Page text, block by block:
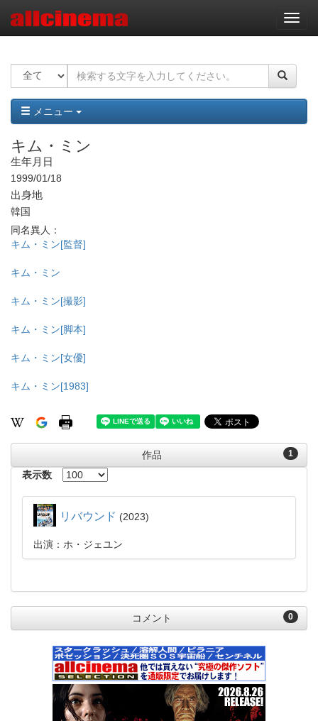
ナ
ビ
ー
ョ
ン
メニュー
キム・ミン
生年月日
1999/01/18
出身地
韓国
同名異人：
キム・ミン[監督]
キム・ミン
キム・ミン[撮影]
キム・ミン[脚本]
キム・ミン[女優]
キム・ミン[1983]
1
作品
表示数
リバウンド 2023
出演：ホ・ジェユン
0
コメント